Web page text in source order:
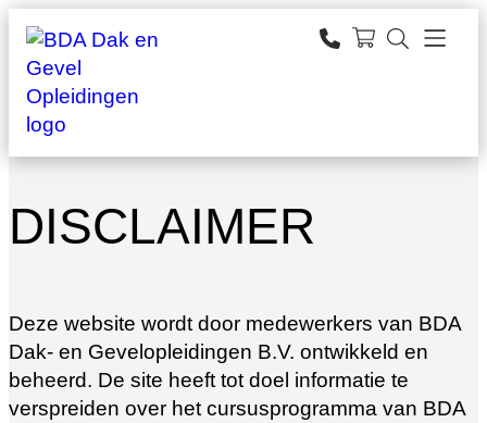
Ga
naar
de
inhoud
DISCLAIMER
Deze website wordt door medewerkers van BDA
Dak- en Gevelopleidingen B.V. ontwikkeld en
beheerd. De site heeft tot doel informatie te
verspreiden over het cursusprogramma van BDA